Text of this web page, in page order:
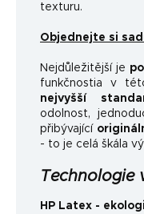
texturu.
Objednejte si
Nejdůležitější je
funkčnostia v
nejvyšší
odolnost,
přibývající
- to je celá škála
Technologie
HP Latex -